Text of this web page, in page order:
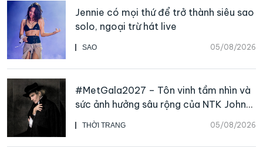
SAO 05/08/2026
Jennie có mọi thứ để trở thành siêu sao
solo, ngoại trừ hát live
THỜI TRANG 05/08/2026
#MetGala2027 – Tôn vinh tầm nhìn và
sức ảnh hưởng sâu rộng của NTK John
Galliano